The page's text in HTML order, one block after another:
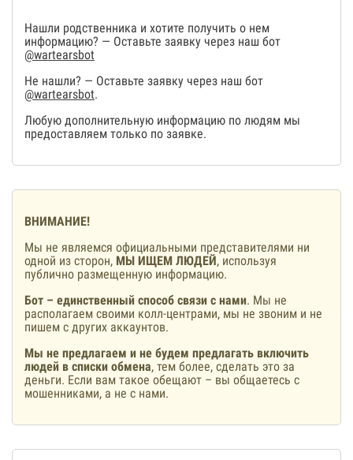
Нашли родственника и хотите получить о нем
информацию? — Оставьте заявку через наш бот
@wartearsbot
Не нашли? — Оставьте заявку через наш бот
@wartearsbot.
Любую дополнительную информацию по людям мы
предоставляем только по заявке.
ВНИМАНИЕ!
Мы не являемся официальными представителями ни
одной из сторон, МЫ ИЩЕМ ЛЮДЕЙ, используя
публично размещенную информацию.
Бот – единственный способ связи с нами. Мы не
располагаем своими колл-центрами, мы не звоним и не
пишем с других аккаунтов.
Мы не предлагаем и не будем предлагать включить
людей в списки обмена, тем более, сделать это за
деньги. Если вам такое обещают – вы общаетесь с
мошенниками, а не с нами.